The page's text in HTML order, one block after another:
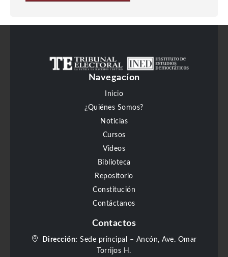
Navegacíon
Inicio
¿Quiénes Somos?
Noticias
Cursos
Videos
Biblioteca
Repositorio
Constitución
Contáctanos
Contactos
Dirección: Sede principal – Ancón, Ave. Omar
Torrijos H.